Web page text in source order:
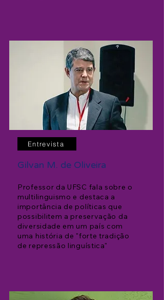
Entrevista
Gilvan M. de Oliveira
Professor da UFSC fala sobre o
multilinguismo e destaca a
importância de políticas que
possibilitem a preservação da
diversidade em um país com
uma história de "forte tradição
de repressão linguística"